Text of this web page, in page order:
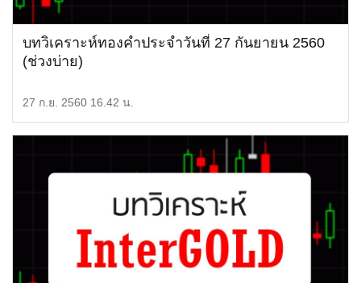
บทวิเคราะห์ทองคำประจำวันที่ 27 กันยายน 2560
(ช่วงบ่าย)
27 ก.ย. 2560 16.42 น.